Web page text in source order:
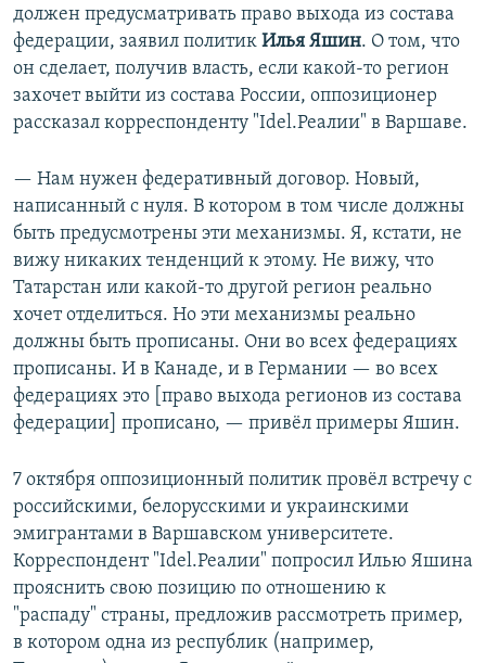
должен предусматривать право выхода из состава
федерации, заявил политик Илья Яшин. О том, что
он сделает, получив власть, если какой-то регион
захочет выйти из состава России, оппозиционер
рассказал корреспонденту "Idel.Реалии" в Варшаве.
— Нам нужен федеративный договор. Новый,
написанный с нуля. В котором в том числе должны
быть предусмотрены эти механизмы. Я, кстати, не
вижу никаких тенденций к этому. Не вижу, что
Татарстан или какой-то другой регион реально
хочет отделиться. Но эти механизмы реально
должны быть прописаны. Они во всех федерациях
прописаны. И в Канаде, и в Германии — во всех
федерациях это [право выхода регионов из состава
федерации] прописано, — привёл примеры Яшин.
7 октября оппозиционный политик провёл встречу с
российскими, белорусскими и украинскими
эмигрантами в Варшавском университете.
Корреспондент "Idel.Реалии" попросил Илью Яшина
прояснить свою позицию по отношению к
"распаду" страны, предложив рассмотреть пример,
в котором одна из республик (например,